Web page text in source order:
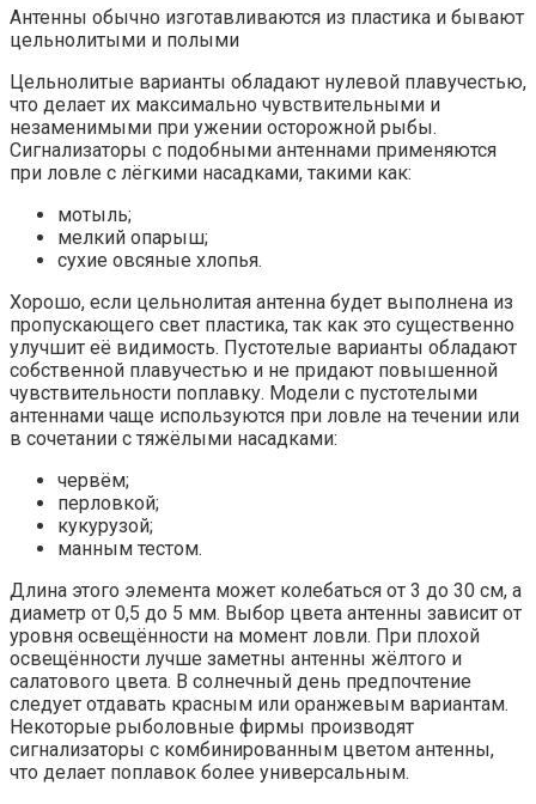
Антенны обычно изготавливаются из пластика и бывают
цельнолитыми и полыми
Цельнолитые варианты обладают нулевой плавучестью,
что делает их максимально чувствительными и
незаменимыми при ужении осторожной рыбы.
Сигнализаторы с подобными антеннами применяются
при ловле с лёгкими насадками, такими как:
мотыль;
мелкий опарыш;
сухие овсяные хлопья.
Хорошо, если цельнолитая антенна будет выполнена из
пропускающего свет пластика, так как это существенно
улучшит её видимость. Пустотелые варианты обладают
собственной плавучестью и не придают повышенной
чувствительности поплавку. Модели с пустотелыми
антеннами чаще используются при ловле на течении или
в сочетании с тяжёлыми насадками:
червём;
перловкой;
кукурузой;
манным тестом.
Длина этого элемента может колебаться от 3 до 30 см, а
диаметр от 0,5 до 5 мм. Выбор цвета антенны зависит от
уровня освещённости на момент ловли. При плохой
освещённости лучше заметны антенны жёлтого и
салатового цвета. В солнечный день предпочтение
следует отдавать красным или оранжевым вариантам.
Некоторые рыболовные фирмы производят
сигнализаторы с комбинированным цветом антенны,
что делает поплавок более универсальным.